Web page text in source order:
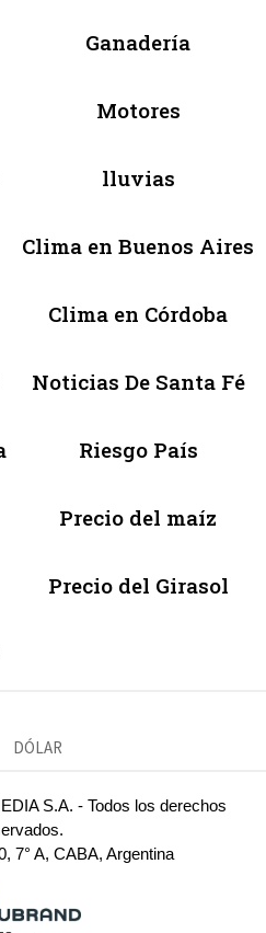
Ganadería
Motores
lluvias
Clima en Buenos Aires
Clima en Córdoba
Noticias De Santa Fé
Riesgo País
Precio del maíz
Precio del Girasol
DÓLAR
S.A. - Todos los derechos
7° A, CABA, Argentina